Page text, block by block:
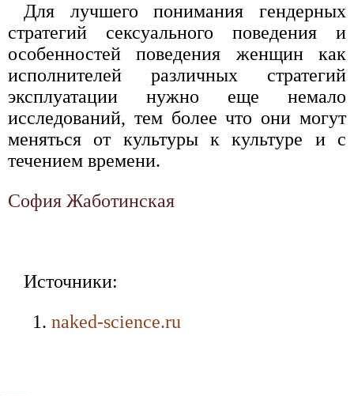
Для лучшего понимания гендерных
стратегий сексуального поведения и
особенностей поведения женщин как
исполнителей различных стратегий
эксплуатации нужно еще немало
исследований, тем более что они могут
меняться от культуры к культуре и с
течением времени.
София Жаботинская
Источники:
naked-science.ru